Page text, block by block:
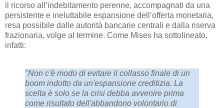
il ricorso all’indebitamento perenne, accompagnati da una
persistente e ineluttabile espansione dell’offerta monetaria,
resa possibile dalle autorità bancarie centrali e dalla riserva
frazionaria, volge al termine. Come Mises ha sottolineato,
infatti:
"Non c'è modo di evitare il collasso finale di un
boom indotto da un'espansione creditizia. La
scelta è solo se la crisi debba avvenire prima
come risultato dell'abbandono volontario di